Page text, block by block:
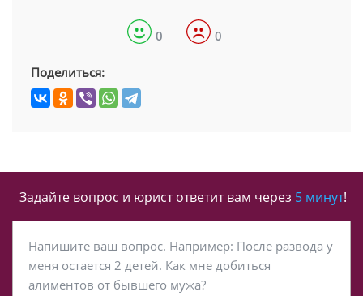
0 0
Поделиться:
Задайте вопрос и юрист ответит вам через 5 минут!